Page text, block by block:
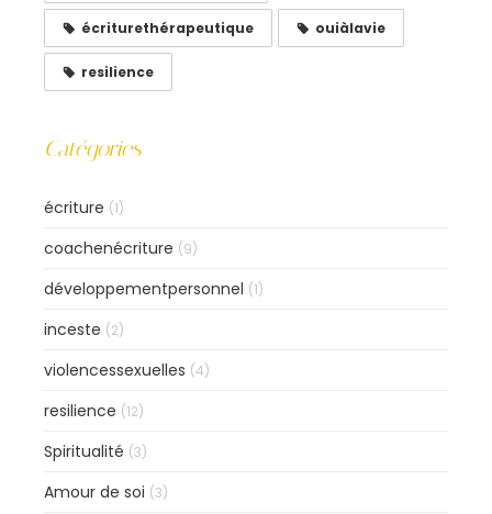
écriturethérapeutique ouiàlavie
resilience
Catégories
écriture (1)
coachenécriture (9)
développementpersonnel (1)
inceste (2)
violencessexuelles (4)
resilience (12)
Spiritualité (3)
Amour de soi (3)